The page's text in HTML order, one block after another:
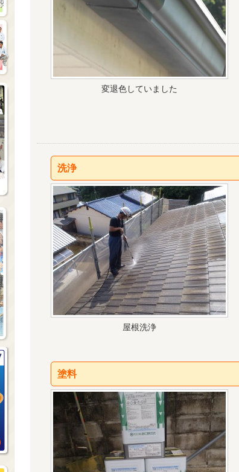
変退色していました
洗浄
屋根洗浄
塗料